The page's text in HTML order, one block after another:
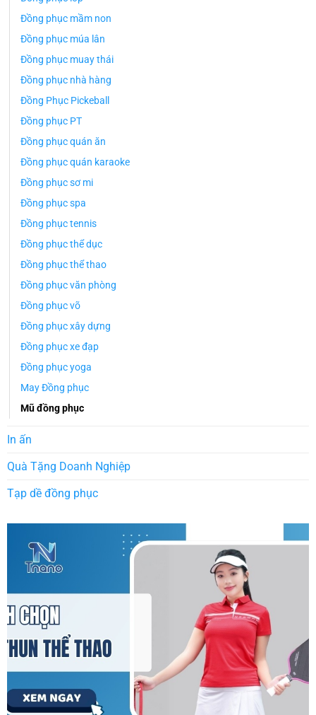
Đồng phục mầm non
Đồng phục múa lân
Đồng phục muay thái
Đồng phục nhà hàng
Đồng Phục Pickeball
Đồng phục PT
Đồng phục quán ăn
Đồng phục quán karaoke
Đồng phục sơ mi
Đồng phục spa
Đồng phục tennis
Đồng phục thể dục
Đồng phục thể thao
Đồng phục văn phòng
Đồng phục võ
Đồng phục xây dựng
Đồng phục xe đạp
Đồng phục yoga
May Đồng phục
Mũ đồng phục
In ấn
Quà Tặng Doanh Nghiệp
Tạp dề đồng phục